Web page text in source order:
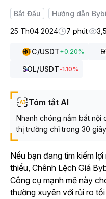
Bắt Đầu
Hướng dẫn
25 Th04 2024
7 phút
BTC/USDT+0.20%
SOL/USDT-1.10%
Tóm tắt AI
Nhanh chóng nắm bắt nội
thị trường chỉ trong 30
Nếu bạn đang tìm kiếm
thiểu, Chênh Lệch Giá
Công cụ mạnh mẽ này
thường xuyên với rủi ro